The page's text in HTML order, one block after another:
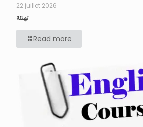
22 juillet 2026
تهنئة
Read more